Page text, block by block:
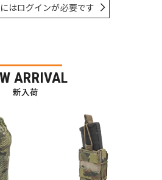
はログインが必要です
ARRIVAL
新入荷